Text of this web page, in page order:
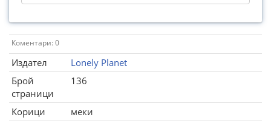
Коментари: 0
Издател
Lonely Planet
Брой
страници
136
Корици
меки